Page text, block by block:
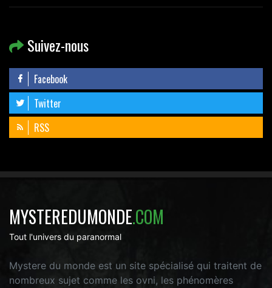
Suivez-nous
Facebook
Twitter
RSS
MYSTEREDUMONDE.COM
Tout l'univers du paranormal
Mystere du monde est un site spécialisé qui traitent de
nombreux sujet comme les ovni, les phénomères